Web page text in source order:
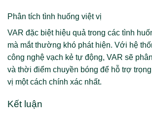
Phân tích tình huống việt vị
VAR đặc biệt hiệu quả trong các tình
mà mắt thường khó phát hiện. Với hệ
công nghệ vạch kẻ tự động, VAR sẽ
và thời điểm chuyền bóng để hỗ trợ
vị một cách chính xác nhất.
Kết luận